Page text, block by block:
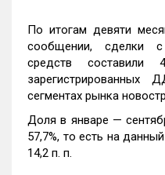
По итогам девяти
сообщении, сделки с
средств
сегментах рынка
Доля в январе —
57,7%, то есть на
14,2 п. п.